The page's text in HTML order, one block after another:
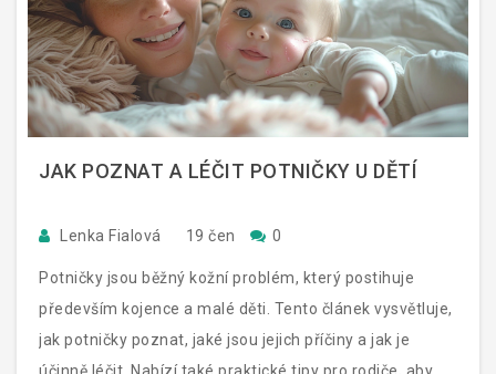
JAK POZNAT A LÉČIT POTNIČKY U DĚTÍ
Lenka Fialová 19 čen 0
Potničky jsou běžný kožní problém, který postihuje
především kojence a malé děti. Tento článek vysvětluje,
jak potničky poznat, jaké jsou jejich příčiny a jak je